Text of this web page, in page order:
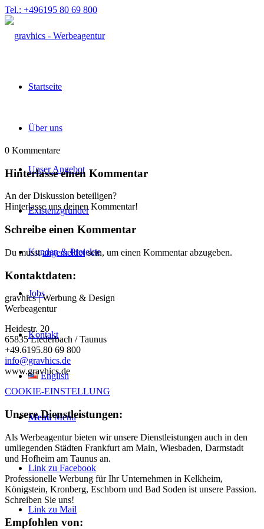
Tel.: +496195 80 69 800
Startseite
Über uns
Unser Angebot
Existenzgründer
Kunden & Projekte
Jobs
Kontakt
English
Menü Menü
Link zu Facebook
Link zu Mail
0 Kommentare
Hinterlasse einen Kommentar
An der Diskussion beteiligen?
Hinterlasse uns deinen Kommentar!
Schreibe einen Kommentar
Du musstangemeldetsein, um einen Kommentar abzugeben.
Kontaktdaten:
gravhics | Werbung & Design
Werbeagentur
Heidestr. 20
65835 Liederbach / Taunus
+49.6195.80 69 800
info@gravhics.de
www.gravhics.de
COOKIE-EINSTELLUNG
Unsere Dienstleistungen:
Als Werbeagentur bieten wir unsere Dienstleistungen auch in den
umliegenden Städten Frankfurt am Main, Wiesbaden, Darmstadt
und Hofheim am Taunus an.
Professionelle Werbung für Ihr Unternehmen in Kelkheim,
Königstein, Kronberg, Eschborn und Bad Soden ist unsere Passion.
Schreiben Sie uns!
Empfohlen von: